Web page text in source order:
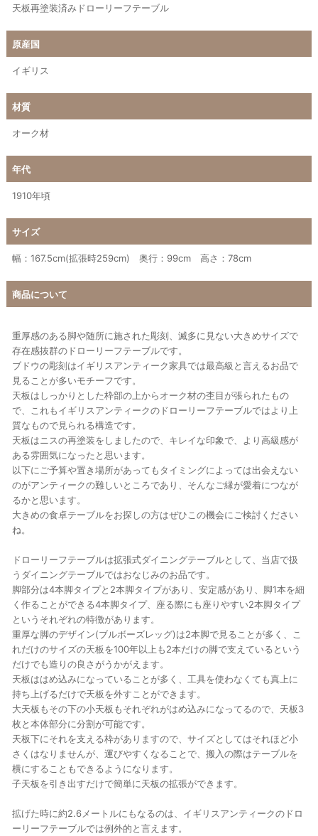
天板再塗装済みドローリーフテーブル
原産国
イギリス
材質
オーク材
年代
1910年頃
サイズ
幅：167.5cm(拡張時259cm) 奥行：99cm 高さ：78cm
商品について
重厚感のある脚や随所に施された彫刻、滅多に見ない大きめサイズで
存在感抜群のドローリーフテーブルです。
ブドウの彫刻はイギリスアンティーク家具では最高級と言えるお品で
見ることが多いモチーフです。
天板はしっかりとした枠部の上からオーク材の杢目が張られたもの
で、これもイギリスアンティークのドローリーフテーブルではより上
質なもので見られる構造です。
天板はニスの再塗装をしましたので、キレイな印象で、より高級感が
ある雰囲気になったと思います。
以下にご予算や置き場所があってもタイミングによっては出会えない
のがアンティークの難しいところであり、そんなご縁が愛着につなが
るかと思います。
大きめの食卓テーブルをお探しの方はぜひこの機会にご検討ください
ね。
ドローリーフテーブルは拡張式ダイニングテーブルとして、当店で扱
うダイニングテーブルではおなじみのお品です。
脚部分は4本脚タイプと2本脚タイプがあり、安定感があり、脚1本を細
く作ることができる4本脚タイプ、座る際にも座りやすい2本脚タイプ
というそれぞれの特徴があります。
重厚な脚のデザイン(ブルボーズレッグ)は2本脚で見ることが多く、こ
れだけのサイズの天板を100年以上も2本だけの脚で支えているという
だけでも造りの良さがうかがえます。
天板ははめ込みになっていることが多く、工具を使わなくても真上に
持ち上げるだけで天板を外すことができます。
大天板もその下の小天板もそれぞれがはめ込みになってるので、天板3
枚と本体部分に分割が可能です。
天板下にそれを支える枠がありますので、サイズとしてはそれほど小
さくはなりませんが、運びやすくなることで、搬入の際はテーブルを
横にすることもできるようになります。
子天板を引き出すだけで簡単に天板の拡張ができます。
拡げた時に約2.6メートルにもなるのは、イギリスアンティークのドロ
ーリーフテーブルでは例外的と言えます。